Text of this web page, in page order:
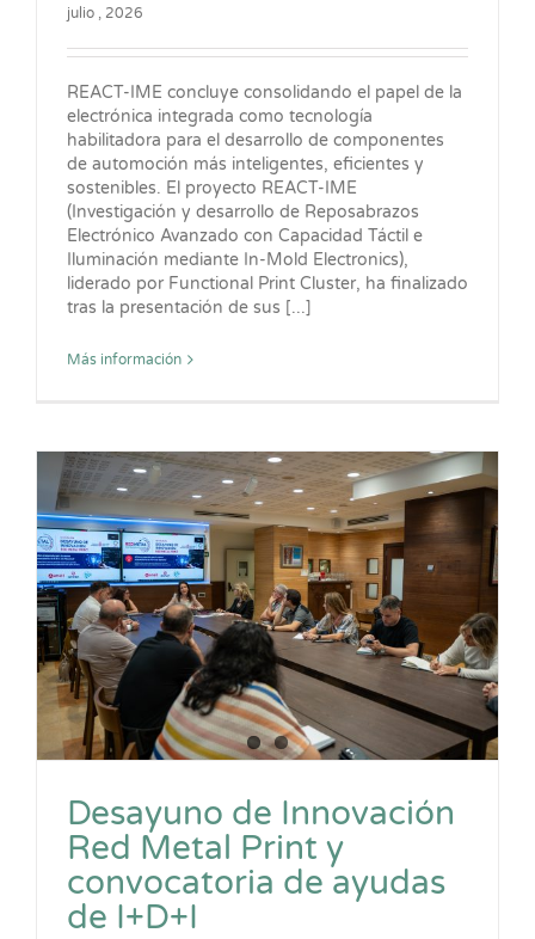
julio , 2026
REACT-IME concluye consolidando el papel de la
electrónica integrada como tecnología
habilitadora para el desarrollo de componentes
de automoción más inteligentes, eficientes y
sostenibles. El proyecto REACT-IME
(Investigación y desarrollo de Reposabrazos
Electrónico Avanzado con Capacidad Táctil e
Iluminación mediante In-Mold Electronics),
liderado por Functional Print Cluster, ha finalizado
tras la presentación de sus [...]
Más información
Desayuno de Innovación
Red Metal Print y
convocatoria de ayudas
de I+D+I